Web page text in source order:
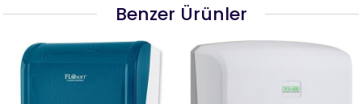
Benzer Ürünler